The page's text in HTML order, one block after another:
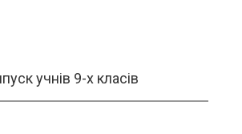
учнів 9-х класів